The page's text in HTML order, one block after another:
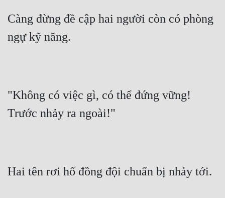
Càng đừng đề cập hai người còn có phòng
ngự kỹ năng.
"Không có việc gì, có thể đứng vững!
Trước nhảy ra ngoài!"
Hai tên rơi hố đồng đội chuẩn bị nhảy tới.